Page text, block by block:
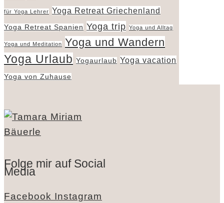
für Yoga Lehrer Yoga Retreat Griechenland
Yoga Retreat Spanien Yoga trip Yoga und Alltag
Yoga und Meditation Yoga und Wandern
Yoga Urlaub Yogaurlaub Yoga vacation
Yoga von Zuhause
Folge mir auf Social
Media
Facebook Instagram